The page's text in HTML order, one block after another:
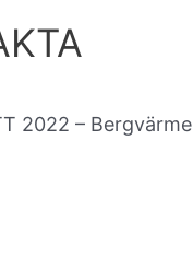
2022 – Bergvärme